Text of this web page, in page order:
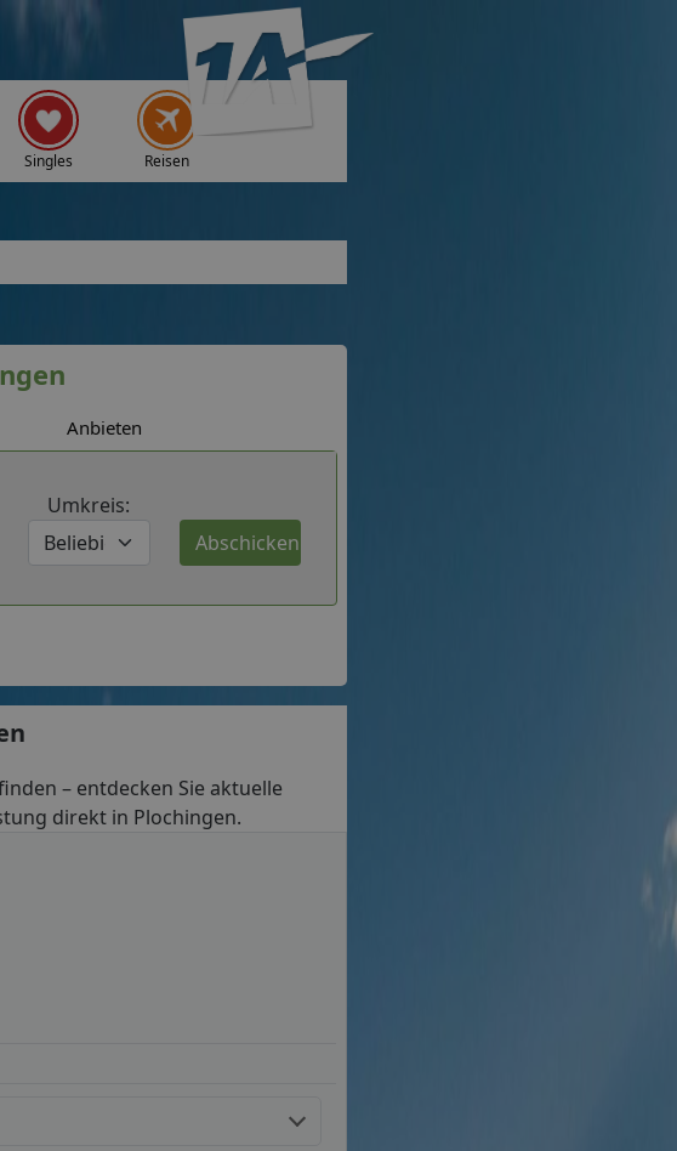
Singles Reisen
Anbieten
Umkreis:
– entdecken Sie aktuelle
direkt in Plochingen.